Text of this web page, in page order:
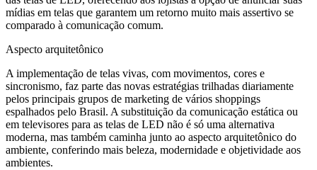
mídias em telas que garantem um retorno muito mais assertivo se
comparado à comunicação comum.
Aspecto arquitetônico
A implementação de telas vivas, com movimentos, cores e
sincronismo, faz parte das novas estratégias trilhadas diariamente
pelos principais grupos de marketing de vários shoppings
espalhados pelo Brasil. A substituição da comunicação estática ou
em televisores para as telas de LED não é só uma alternativa
moderna, mas também caminha junto ao aspecto arquitetônico do
ambiente, conferindo mais beleza, modernidade e objetividade aos
ambientes.